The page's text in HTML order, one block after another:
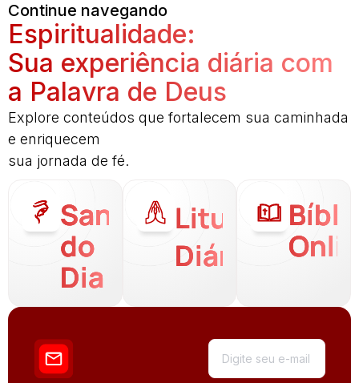
Continue navegando
Espiritualidade:
Sua experiência diária com
a Palavra de Deus
Explore conteúdos que fortalecem sua caminhada
e enriquecem
sua jornada de fé.
Santo
do
Dia
Liturgia
Diária